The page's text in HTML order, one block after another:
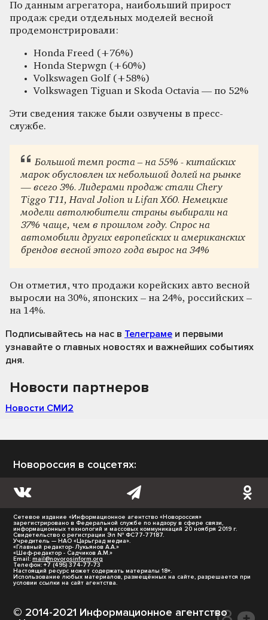
По данным агрегатора, наибольший прирост
продаж среди отдельных моделей весной
продемонстрировали:
Honda Freed (+76%)
Honda Stepwgn (+60%)
Volkswagen Golf (+58%)
Volkswagen Tiguan и Skoda Octavia — по 52%
Эти сведения также были озвучены в пресс-
службе.
Большой темп роста – на 55% - китайских
марок обусловлен их небольшой долей на рынке
— всего 3%. Лидерами продаж стали Chery
Tiggo T11, Haval Jolion и Lifan X60. Немецкие
модели автолюбители страны выбирали на
37% чаще, чем в прошлом году. Спрос на
автомобили других европейских и американских
брендов весной этого года вырос на 34%
Он отметил, что продажи корейских авто весной
выросли на 30%, японских – на 24%, российских –
на 14%.
Подписывайтесь на нас в Телеграме и первыми
узнавайте о главных новостях и важнейших событиях
дня.
Новости партнеров
Новости СМИ2
Новороссия в соцсетях:
Сетевое издание «Информационное агентство «Новороссия»
зарегистрировано в Федеральной службе по надзору в сфере связи,
информационных технологий и массовых коммуникаций 20 ноября 2019 г.
Свидетельство о регистрации Эл № ФС77-77187.
Учредитель — НАО «Царьград медиа».
«Главный редактор- Лукьянов А.А.»
«Шеф-редактор - Садчиков А.М.»
Email: mail@novorosinform.org
Телефон: +7 (495) 374-77-73
Настоящий ресурс может содержать материалы 18+.
Использование любых материалов, размещённых на сайте, разрешается при
условии ссылки на сайт агентства.
© 2014-2021 Информационное агентство